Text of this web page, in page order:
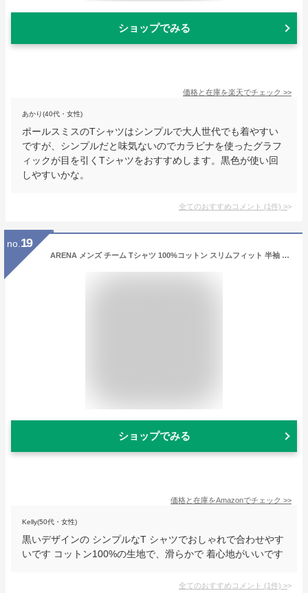
ショップでみる
価格と在庫を楽天でチェック >>
あかり(40代・女性)
ポールスミスのTシャツはシンプルで大人世代でも着やすい
ですが、シンプルだと味気ないのでカラビナを使ったグラフ
ィックが目を引くTシャツをおすすめします。黒色が使い回
しやすいかな。
全てのおすすめコメント (1件) >
no. 19
ARENA メンズ チーム Tシャツ 100%コットン スリムフィット 半袖 カジュアル アスレチック ウェア
ショップでみる
価格と在庫をAmazonでチェック >>
Kelly(50代・女性)
黒いデザインの シンプルなT シャツでおしゃれで合わせやす
いです コットン100%の生地で、滑らかで 着心地がいいです
全てのおすすめコメント (1件) >